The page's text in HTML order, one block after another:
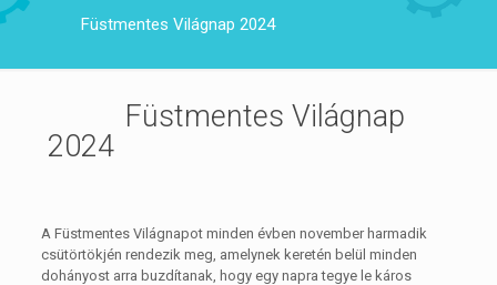
Füstmentes Világnap 2024
Füstmentes Világnap
2024
A Füstmentes Világnapot minden évben november harmadik
csütörtökjén rendezik meg, amelynek keretén belül minden
dohányost arra buzdítanak, hogy egy napra tegye le káros